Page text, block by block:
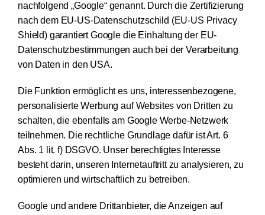
nachfolgend „Google“ genannt. Durch die Zertifizierung
nach dem EU-US-Datenschutzschild (EU-US Privacy
Shield) garantiert Google die Einhaltung der EU-
Datenschutzbestimmungen auch bei der Verarbeitung
von Daten in den USA.
Die Funktion ermöglicht es uns, interessenbezogene,
personalisierte Werbung auf Websites von Dritten zu
schalten, die ebenfalls am Google Werbe-Netzwerk
teilnehmen. Die rechtliche Grundlage dafür ist Art. 6
Abs. 1 lit. f) DSGVO. Unser berechtigtes Interesse
besteht darin, unseren Internetauftritt zu analysieren, zu
optimieren und wirtschaftlich zu betreiben.
Google und andere Drittanbieter, die Anzeigen auf